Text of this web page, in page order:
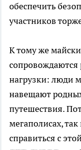
обеспечить
участников
К тому же
сопровождаются
нагрузки: люди
навещают
путешествия.
мегаполисах,
справиться с